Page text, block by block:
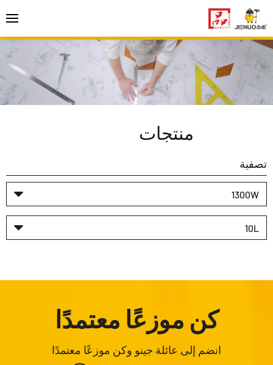
منتجات
تصفية
1300W
10L
كن موزعًا معتمدًا
انضم إلى عائلة جينو وكن موزعًا معتمدًا